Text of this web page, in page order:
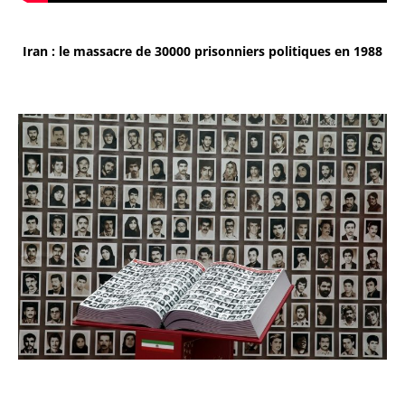
Iran : le massacre de 30000 prisonniers politiques en 1988